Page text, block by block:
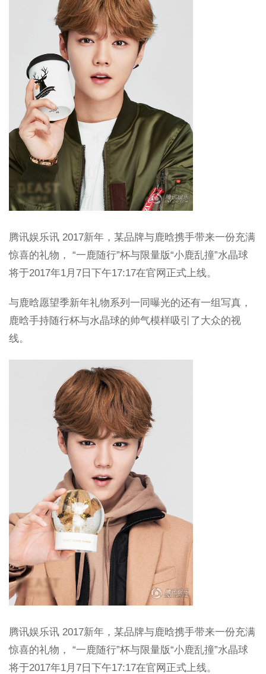
腾讯娱乐讯 2017新年，某品牌与鹿晗携手带来一份充满
惊喜的礼物， “一鹿随行”杯与限量版“小鹿乱撞”水晶球
将于2017年1月7日下午17:17在官网正式上线。
与鹿晗愿望季新年礼物系列一同曝光的还有一组写真，
鹿晗手持随行杯与水晶球的帅气模样吸引了大众的视
线。
腾讯娱乐讯 2017新年，某品牌与鹿晗携手带来一份充满
惊喜的礼物， “一鹿随行”杯与限量版“小鹿乱撞”水晶球
将于2017年1月7日下午17:17在官网正式上线。